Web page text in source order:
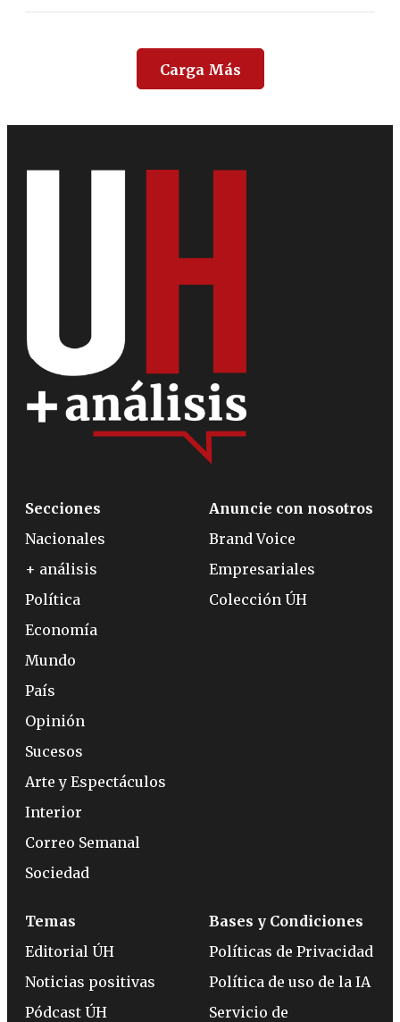
Carga Más
Secciones
Nacionales
+ análisis
Política
Economía
Mundo
País
Opinión
Sucesos
Arte y Espectáculos
Interior
Correo Semanal
Sociedad
Anuncie con nosotros
Brand Voice
Empresariales
Colección ÚH
Temas
Editorial ÚH
Noticias positivas
Pódcast ÚH
Bases y Condiciones
Políticas de Privacidad
Política de uso de la IA
Servicio de